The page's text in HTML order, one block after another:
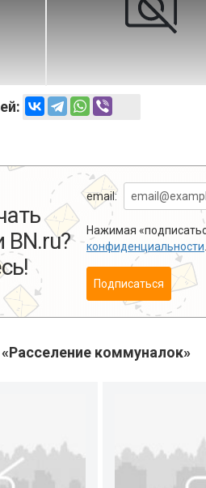
BN.ru?
email:
Нажимая
конфиденциальности
Подписаться
коммуналок»